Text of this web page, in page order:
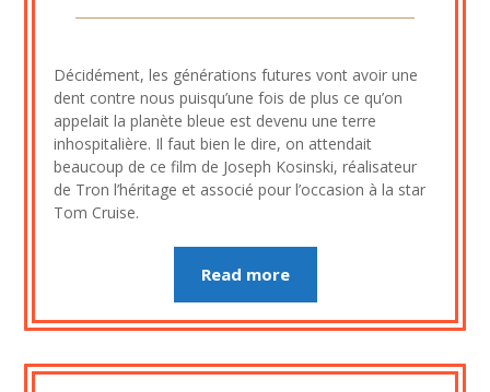
2
août
2023
Décidément, les générations futures vont avoir une
dent contre nous puisqu’une fois de plus ce qu’on
appelait la planète bleue est devenu une terre
inhospitalière. Il faut bien le dire, on attendait
beaucoup de ce film de Joseph Kosinski, réalisateur
de Tron l’héritage et associé pour l’occasion à la star
Tom Cruise.
Read more